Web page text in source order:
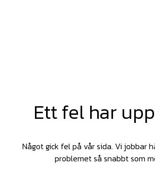
Ett fel har
Något gick fel på vår sida. Vi jobbar
problemet så snabbt som